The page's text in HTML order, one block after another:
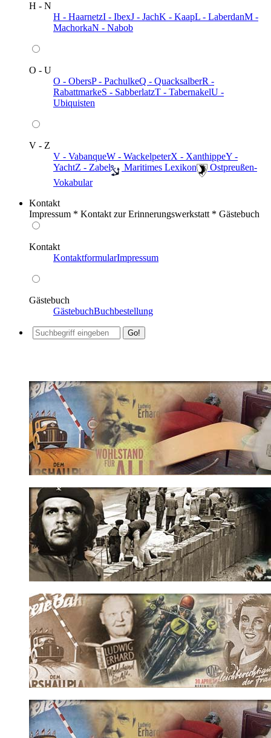
H - N
H - HaarnetzI - IbexJ - JachK - KaapL - LaberdanM -
MachorkaN - Nabob
O - U
O - ObersP - PachulkeQ - QuacksalberR -
RabattmarkeS - SabberlatzT - TabernakelU -
Ubiquisten
V - Z
V - VabanqueW - WackelpeterX - XanthippeY -
YachtZ - Zabel ️ Maritimes Lexikon
️ Ostpreußen-
Vokabular
Kontakt
Impressum * Kontakt zur Erinnerungswerkstatt * Gästebuch
Kontakt
KontaktformularImpressum
Gästebuch
GästebuchBuchbestellung